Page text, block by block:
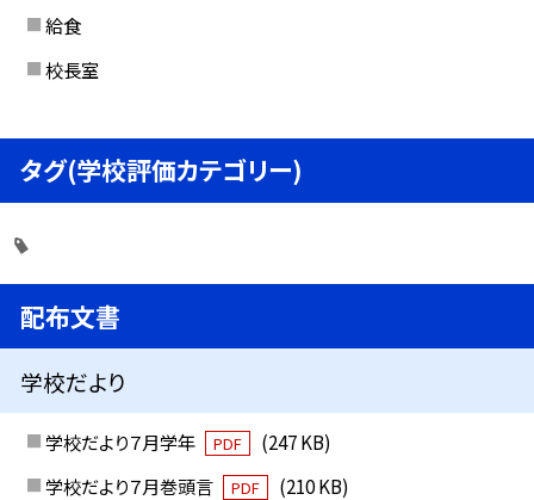
給食
校長室
タグ(学校評価カテゴリー)
配布文書
学校だより
学校だより７月学年 PDF
(247 KB)
学校だより７月巻頭言
PDF
(210 KB)